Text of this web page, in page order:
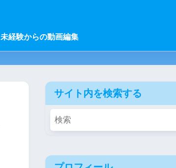
未経験からの動画編集
サイト内を検索する